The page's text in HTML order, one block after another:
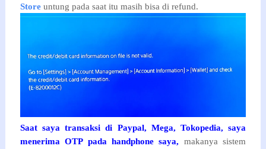
Store untung pada saat itu masih bisa di refund.
Saat saya transaksi di Paypal, Mega, Tokopedia, saya
menerima OTP pada handphone saya, makanya sistem